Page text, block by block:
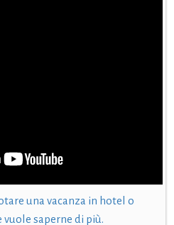
una vacanza in hotel o
saperne di più.